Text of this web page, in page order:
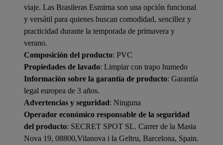
viaje. Las Brasileras Esmirna son una opción funcional
y versátil para quienes buscan comodidad, sencillez y
practicidad durante la temporada de primavera y
verano.
Composición del producto: PVC
Propiedades de lavado: Limpiar con trapo humedo
Información sobre la garantía de producto: Garantía
legal europea de 3 años.
Advertencias y seguridad: Ninguna
Operador económico responsable de la seguridad
del producto: SECRET SPOT SL. Carrer de la Masia
Nova 19, 08800,Vilanova i la Geltru, Barcelona, Spain.